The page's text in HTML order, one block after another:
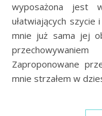
wyposażona jest
ułatwiających szycie
mnie już sama jej
Zaproponowane
mnie strzałem w